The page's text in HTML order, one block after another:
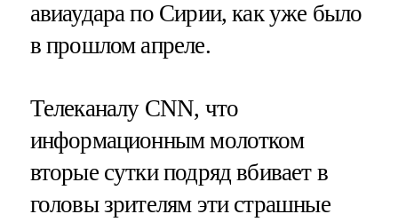
авиаудара по Сирии, как уже было
в прошлом апреле.
Телеканалу CNN, что
информационным молотком
вторые сутки подряд вбивает в
головы зрителям эти страшные